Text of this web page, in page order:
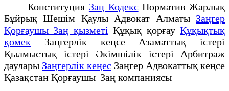
Конституция Заң Кодекс Норматив Жарлық
Бұйрық Шешім Қаулы Адвокат Алматы Заңгер
Қорғаушы Заң қызметі Құқық қорғауҚұқықтық
қөмек Заңгерлік кеңсе Азаматтық істері
Қылмыстық істері Әкімшілік істері Арбитраж
даулары Заңгерлік кеңес Заңгер Адвокаттық кеңсе
Қазақстан Қорғаушы Заң компаниясы